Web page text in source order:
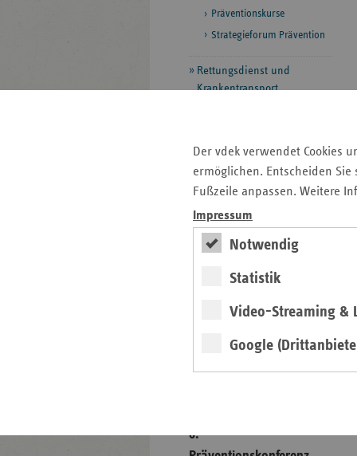
Der vdek verwendet Cookies
ermöglichen. Entscheiden
Fußzeile anpassen. Weitere
Impressum
Notwendig
Statistik
Video-Streaming &
Google
Präventionskurse
Strategieforum Prävention
Rettungsdienst und
Krankentransport
Selbsthilfe
Vorsorge und Rehabilitation
Zahnärzte
Seitenleiste
weiteren
Auf einen Blick
Pressemitteilungen
Veranstaltungen
6.